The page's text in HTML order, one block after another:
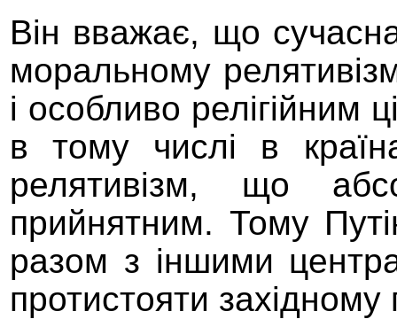
Він вважає, що с
моральному
і особливо релігійним
в тому числі в
релятивізм, що
прийнятним. Тому
разом з іншими
протистояти